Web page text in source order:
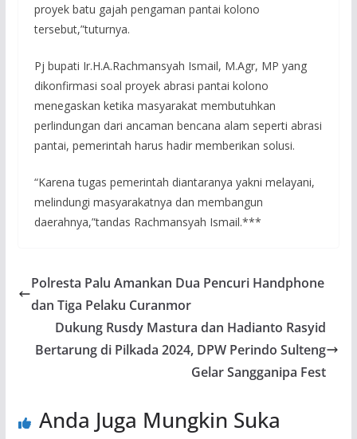
proyek batu gajah pengaman pantai kolono
tersebut,”tuturnya.
Pj bupati Ir.H.A.Rachmansyah Ismail, M.Agr, MP yang
dikonfirmasi soal proyek abrasi pantai kolono
menegaskan ketika masyarakat membutuhkan
perlindungan dari ancaman bencana alam seperti abrasi
pantai, pemerintah harus hadir memberikan solusi.
“Karena tugas pemerintah diantaranya yakni melayani,
melindungi masyarakatnya dan membangun
daerahnya,”tandas Rachmansyah Ismail.***
Polresta Palu Amankan Dua Pencuri Handphone
dan Tiga Pelaku Curanmor
Dukung Rusdy Mastura dan Hadianto Rasyid
Bertarung di Pilkada 2024, DPW Perindo Sulteng
Gelar Sangganipa Fest
Anda Juga Mungkin Suka